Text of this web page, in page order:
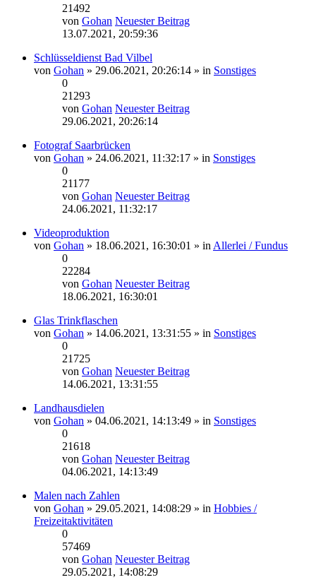
21492
von Gohan Neuester Beitrag
13.07.2021, 20:59:36
Schlüsseldienst Bad Vilbel
von Gohan » 29.06.2021, 20:26:14 » in Sonstiges
0
21293
von Gohan Neuester Beitrag
29.06.2021, 20:26:14
Fotograf Saarbrücken
von Gohan » 24.06.2021, 11:32:17 » in Sonstiges
0
21177
von Gohan Neuester Beitrag
24.06.2021, 11:32:17
Videoproduktion
von Gohan » 18.06.2021, 16:30:01 » in Allerlei / Fundus
0
22284
von Gohan Neuester Beitrag
18.06.2021, 16:30:01
Glas Trinkflaschen
von Gohan » 14.06.2021, 13:31:55 » in Sonstiges
0
21725
von Gohan Neuester Beitrag
14.06.2021, 13:31:55
Landhausdielen
von Gohan » 04.06.2021, 14:13:49 » in Sonstiges
0
21618
von Gohan Neuester Beitrag
04.06.2021, 14:13:49
Malen nach Zahlen
von Gohan » 29.05.2021, 14:08:29 » in Hobbies /
Freizeitaktivitäten
0
57469
von Gohan Neuester Beitrag
29.05.2021, 14:08:29